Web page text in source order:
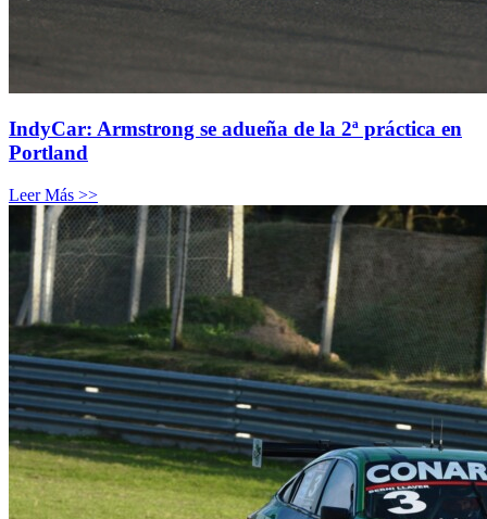
IndyCar: Armstrong se adueña de la 2ª práctica en
Portland
Leer Más >>